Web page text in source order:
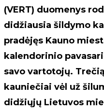
(VERT) duomenys
didžiausia šildymo
pradėjęs Kauno
kalendorinio
savo vartotojų.
kauniečiai vėl už
didžiųjų Lietuvos